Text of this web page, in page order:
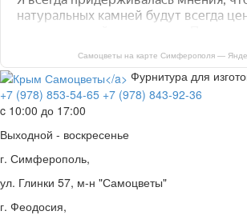
Самоцветы на карте Симферополя —
Фурнитура для
+7 (978) 853-54-65 +7 (978) 843-92-36
c 10:00 до 17:00
Выходной - воскресенье
г. Симферополь,
ул. Глинки 57, м-н "Самоцветы"
г. Феодосия,